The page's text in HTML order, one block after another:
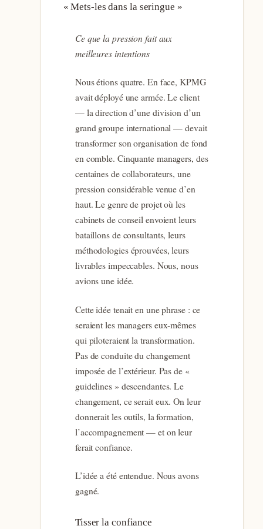
« Mets-les dans la seringue »
Ce que la pression fait aux
meilleures intentions
Nous étions quatre. En face, KPMG
avait déployé une armée. Le client
— la direction d’une division d’un
grand groupe international — devait
transformer son organisation de fond
en comble. Cinquante managers, des
centaines de collaborateurs, une
pression considérable venue d’en
haut. Le genre de projet où les
cabinets de conseil envoient leurs
bataillons de consultants, leurs
méthodologies éprouvées, leurs
livrables impeccables. Nous, nous
avions une idée.
Cette idée tenait en une phrase : ce
seraient les managers eux-mêmes
qui piloteraient la transformation.
Pas de conduite du changement
imposée de l’extérieur. Pas de «
guidelines » descendantes. Le
changement, ce serait eux. On leur
donnerait les outils, la formation,
l’accompagnement — et on leur
ferait confiance.
L’idée a été entendue. Nous avons
gagné.
Tisser la confiance